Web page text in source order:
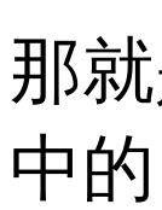
那
中的